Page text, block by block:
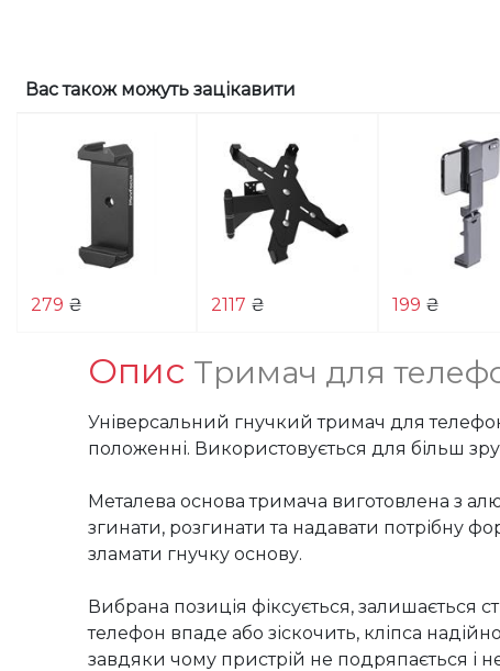
Вас також можуть зацікавити
279 ₴ 2117 ₴ 199 ₴
Опис Тримач для
Універсальний гнучкий тримач для
положенні. Використовується для більш
Металева основа тримача виготовлена з
згинати, розгинати та надавати потрібну
зламати гнучку основу.
Вибрана позиція фіксується,
телефон впаде або зіскочить, кліпса
завдяки чому пристрій не подряпається і не